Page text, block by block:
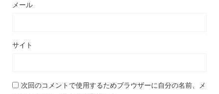
メール
サイト
次回のコメントで使用するためブラウザーに自分の名前、メ